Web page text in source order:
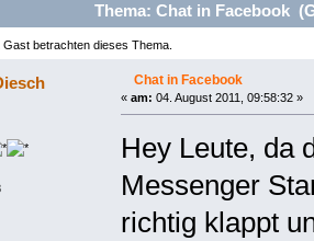
Thema: Chat in Facebook
Gast betrachten dieses Thema.
Chat in Facebook
« am: 04. August 2011, 09:58:32 »
Hey Leute, da
Messenger
richtig klappt